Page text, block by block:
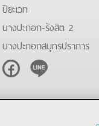
ปิยะเวท
บางปะกอก-รังสิต 2
บางปะกอกสมุทรปราการ
FacebookLine